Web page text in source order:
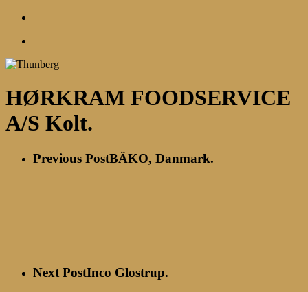
HØRKRAM FOODSERVICE
A/S Kolt.
Previous PostBÄKO, Danmark.
Next PostInco Glostrup.